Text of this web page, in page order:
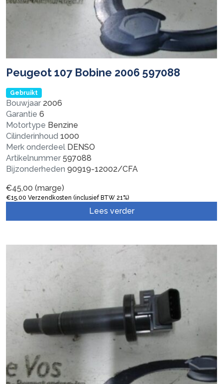
Peugeot 107 Bobine 2006 597088
Gebruikt
Bouwjaar 2006
Garantie 6
Motortype Benzine
Cilinderinhoud 1000
Merk onderdeel DENSO
Artikelnummer 597088
Bijzonderheden 90919-12002/CFA
€45,00 (marge)
€15,00 Verzendkosten (inclusief BTW 21%)
Lees verder